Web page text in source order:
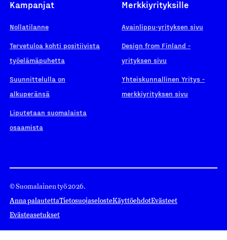
Kampanjat
Nollatilanne
Tervetuloa kohti positiivista
työelämäpuhetta
Suunnittelulla on
alkuperänsä
Liputetaan suomalaista
osaamista
Merkkiyrityksille
Avainlippu-yrityksen sivu
Design from Finland -
yrityksen sivu
Yhteiskunnallinen Yritys -
merkkiyrityksen sivu
© Suomalainen työ 2026.
Anna palautettaTietosuojaselosteKäyttöehdotEvästeet
Evästeasetukset